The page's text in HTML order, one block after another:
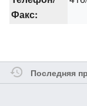
Факс:
Последняя